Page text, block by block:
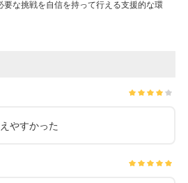
要な挑戦を自信を持って行える支援的な環
やすかった